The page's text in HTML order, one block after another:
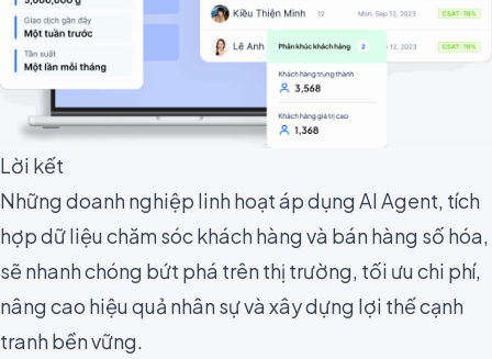
Lời kết
Những doanh nghiệp linh hoạt áp dụng AI Agent, tích
hợp dữ liệu chăm sóc khách hàng và bán hàng số hóa,
sẽ nhanh chóng bứt phá trên thị trường, tối ưu chi phí,
nâng cao hiệu quả nhân sự và xây dựng lợi thế cạnh
tranh bền vững.